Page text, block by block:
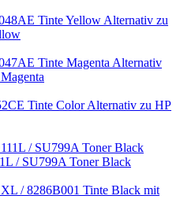
Alternativ zu
Alternativ
Alternativ zu HP
/ SU799A Toner Black